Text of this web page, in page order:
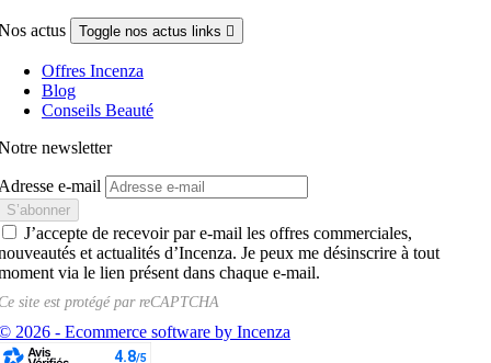
actus Toggle nos actus links 
Offres Incenza
Blog
Conseils Beauté
newsletter
e-mail
J’accepte de recevoir par e-mail les offres commerciales,
et actualités d’Incenza. Je peux me désinscrire à tout
via le lien présent dans chaque e-mail.
site est protégé parreCAPTCHA
2026 - Ecommerce software by Incenza